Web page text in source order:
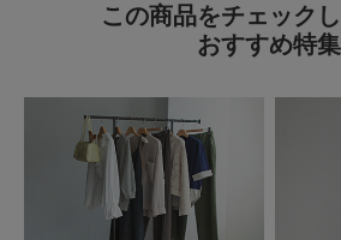
この商品をチェック
おすすめ特集